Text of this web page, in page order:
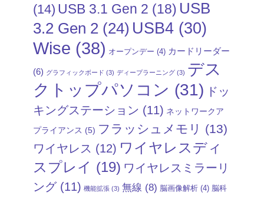
(14) USB 3.1 Gen 2 (18) USB
3.2 Gen 2 (24) USB4 (30)
Wise (38) オープンデー (4) カードリーダー
(6) グラフィックボード (3) ディープラーニング (3) デス
クトップパソコン (31) ドッ
キングステーション (11) ネットワークア
プライアンス (5) フラッシュメモリ (13)
ワイヤレス (12) ワイヤレスディ
スプレイ (19) ワイヤレスミラーリ
ング(11) 機能拡張 (3) 無線 (8) 脳画像解析 (4) 脳科